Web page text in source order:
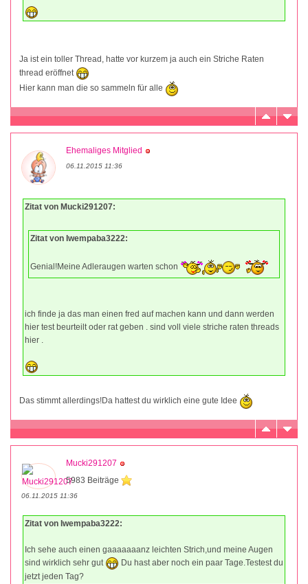
Ja ist ein toller Thread, hatte vor kurzem ja auch ein Striche Raten
thread eröffnet
Hier kann man die so sammeln für alle
Ehemaliges Mitglied
06.11.2015 11:36
Zitat von Mucki291207:
Zitat von Iwempaba3222:
Genial!Meine Adleraugen warten schon
ich finde ja das man einen fred auf machen kann und dann werden
hier test beurteilt oder rat geben . sind voll viele striche raten threads
hier .
Das stimmt allerdings!Da hattest du wirklich eine gute Idee
Mucki291207
5983 Beiträge
06.11.2015 11:36
Zitat von Iwempaba3222:
Ich sehe auch einen gaaaaaaanz leichten Strich,und meine Augen
sind wirklich sehr gut
Du hast aber noch ein paar Tage.Testest du
jetzt jeden Tag?